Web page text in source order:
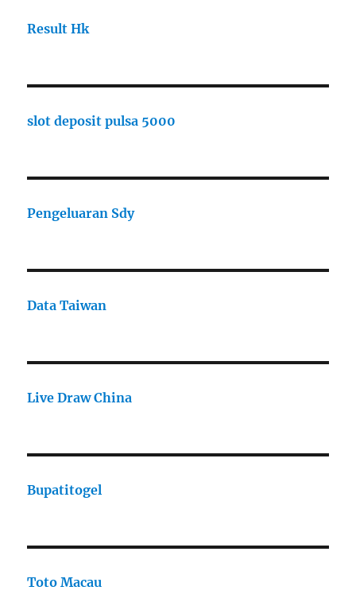
Result Hk
slot deposit pulsa 5000
Pengeluaran Sdy
Data Taiwan
Live Draw China
Bupatitogel
Toto Macau